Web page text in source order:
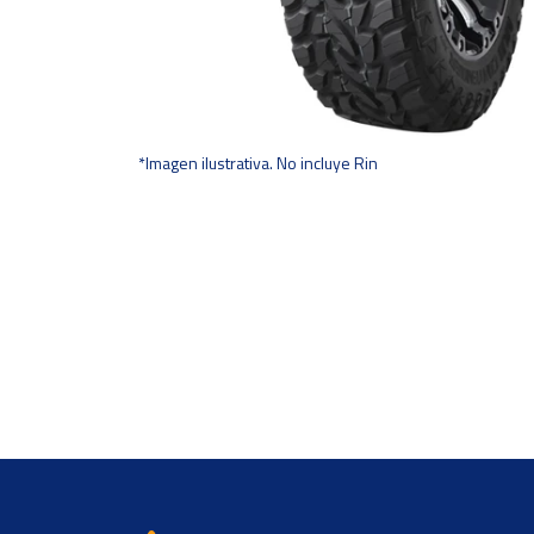
*Imagen ilustrativa. No incluye Rin